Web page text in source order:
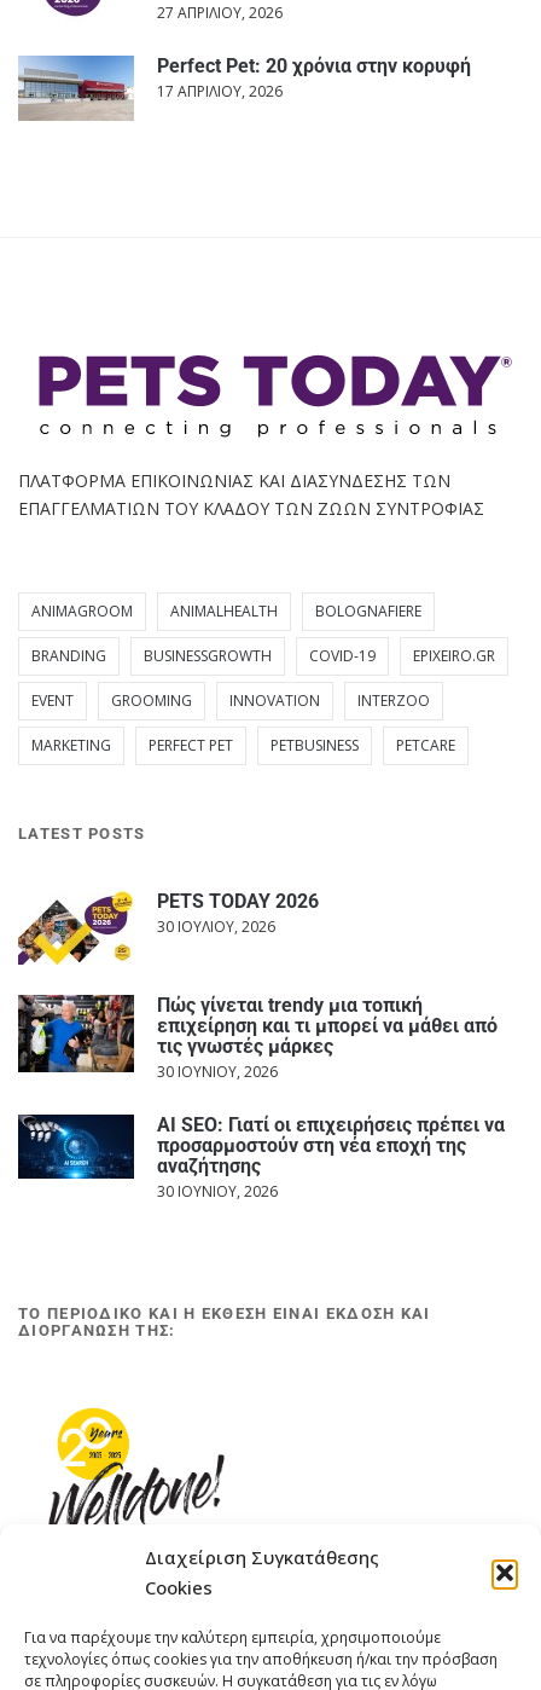
Διαχείριση Συγκατάθεσης
Cookies
Για να παρέχουμε την καλύτερη εμπειρία, χρησιμοποιούμε
τεχνολογίες όπως cookies για την αποθήκευση ή/και την πρόσβαση
σε πληροφορίες συσκευών. Η συγκατάθεση για τις εν λόγω
27 ΑΠΡΙΛΊΟΥ, 2026
Perfect Pet: 20 χρόνια στην κορυφή
17 ΑΠΡΙΛΊΟΥ, 2026
ΠΛΑΤΦΟΡΜΑ ΕΠΙΚΟΙΝΩΝΙΑΣ ΚΑΙ ΔΙΑΣΥΝΔΕΣΗΣ ΤΩΝ
ΕΠΑΓΓΕΛΜΑΤΙΩΝ ΤΟΥ ΚΛΑΔΟΥ ΤΩΝ ΖΩΩΝ ΣΥΝΤΡΟΦΙΑΣ
ANIMAGROOM ANIMALHEALTH BOLOGNAFIERE
BRANDING BUSINESSGROWTH COVID-19 EPIXEIRO.GR
EVENT GROOMING INNOVATION INTERZOO
MARKETING PERFECT PET PETBUSINESS PETCARE
LATEST POSTS
PETS TODAY 2026
30 ΙΟΥΛΊΟΥ, 2026
Πώς γίνεται trendy μια τοπική
επιχείρηση και τι μπορεί να μάθει από
τις γνωστές μάρκες
30 ΙΟΥΝΊΟΥ, 2026
AI SEO: Γιατί οι επιχειρήσεις πρέπει να
προσαρμοστούν στη νέα εποχή της
αναζήτησης
30 ΙΟΥΝΊΟΥ, 2026
ΤΟ ΠΕΡΙΟΔΙΚΟ ΚΑΙ Η ΕΚΘΕΣΗ ΕΙΝΑΙ ΕΚΔΟΣΗ ΚΑΙ
ΔΙΟΡΓΑΝΩΣΗ ΤΗΣ:
ΤΗΛΕΦΩΝΟ: +30 211 4021758
ΚΙΝΗΤΟ: +306977 440377